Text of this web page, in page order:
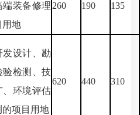
端装备修理
用地
260 190 135
发设计、勘
验检测、技
、环境评估
的项目用地
620 440 310